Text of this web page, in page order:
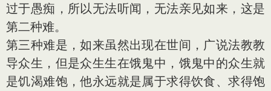
过于愚痴，所以无法听闻，无法亲见如来，这是
第二种难。
第三种难是，如来虽然出现在世间，广说法教教
导众生，但是众生生在饿鬼中，饿鬼中的众生就
是饥渴难饱，他永远就是属于求得饮食、求得饱